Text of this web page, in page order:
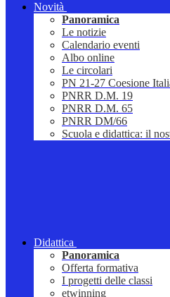
Novità
Panoramica
Le notizie
Calendario eventi
Albo online
Le circolari
PN 21-27 Coesione
PNRR D.M. 19
PNRR D.M. 65
PNRR DM/66
Scuola e didattica: il
Didattica
Panoramica
Offerta formativa
I progetti delle classi
etwinning